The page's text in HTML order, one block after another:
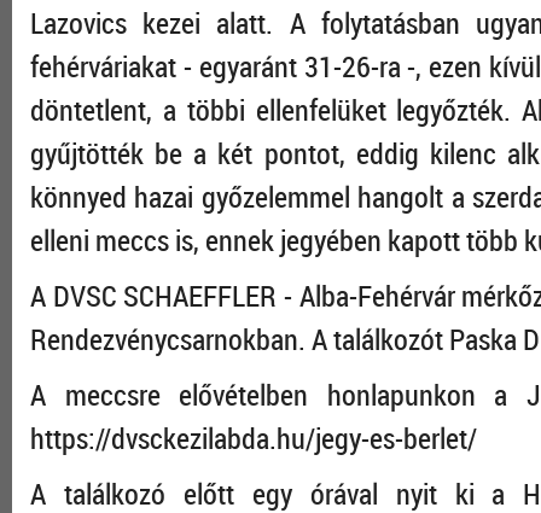
Lazovics kezei alatt. A folytatásban
fehérváriakat - egyaránt 31-26-ra -, ezen
döntetlent, a többi ellenfelüket legyőzték.
gyűjtötték be a két pontot, eddig kilenc
könnyed hazai győzelemmel hangolt a
elleni meccs is, ennek jegyében kapott több
A DVSC SCHAEFFLER - Alba-Fehérvár
Rendezvénycsarnokban. A találkozót Paska
A meccsre elővételben honlapunkon a
https://dvsckezilabda.hu/jegy-es-berlet/
A találkozó előtt egy órával nyit ki a